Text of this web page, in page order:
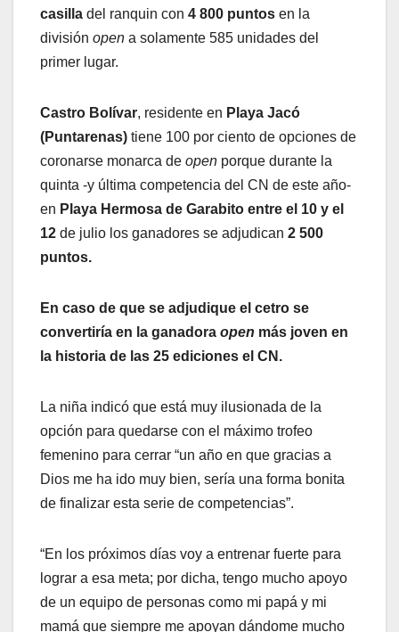
casilla del ranquin con 4 800 puntos en la
división open a solamente 585 unidades del
primer lugar.
Castro Bolívar, residente en Playa Jacó
(Puntarenas) tiene 100 por ciento de opciones de
coronarse monarca de open porque durante la
quinta -y última competencia del CN de este año-
en Playa Hermosa de Garabito entre el 10 y el
12 de julio los ganadores se adjudican 2 500
puntos.
En caso de que se adjudique el cetro se
convertiría en la ganadora open más joven en
la historia de las 25 ediciones el CN.
La niña indicó que está muy ilusionada de la
opción para quedarse con el máximo trofeo
femenino para cerrar “un año en que gracias a
Dios me ha ido muy bien, sería una forma bonita
de finalizar esta serie de competencias”.
“En los próximos días voy a entrenar fuerte para
lograr a esa meta; por dicha, tengo mucho apoyo
de un equipo de personas como mi papá y mi
mamá que siempre me apoyan dándome mucho